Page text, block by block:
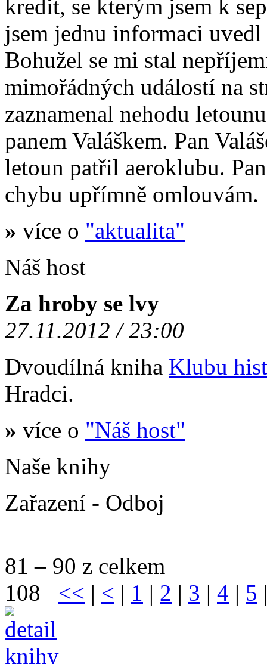
kredit, se kterým jsem k
jsem jednu informaci uvedl
Bohužel se mi stal
mimořádných událostí na
zaznamenal nehodu
panem Valáškem. Pan
letoun patřil aeroklubu.
chybu upřímně omlouvám.
» více o "aktualita"
Náš host
Za hroby se lvy
27.11.2012 / 23:00
Dvoudílná kniha Klubu
Hradci.
» více o "Náš host"
Naše knihy
Zařazení - Odboj
81 – 90 z celkem
108 << | < | 1 | 2 | 3 | 4 | 5